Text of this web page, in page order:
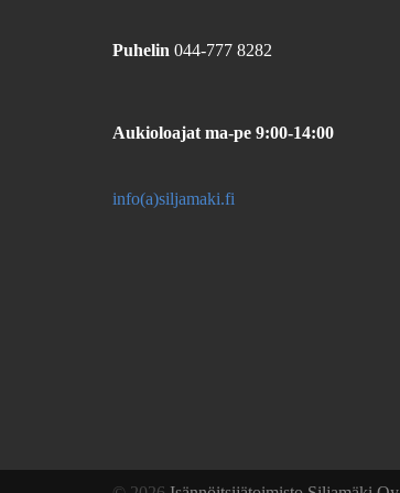
Puhelin 044-777 8282
Aukioloajat ma-pe 9:00-14:00
info(a)siljamaki.fi